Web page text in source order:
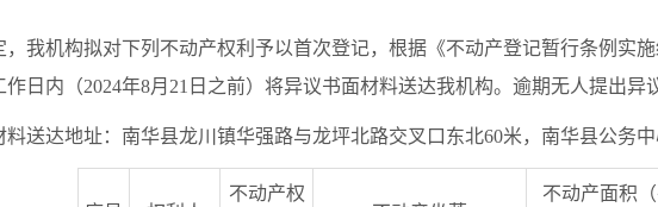
，我机构拟对下列不动产权利予以首次登记，根据《不动产登记暂行条例实
作日内（2024年8月21日之前）将异议书面材料送达我机构。逾期无人提出异
送达地址：南华县龙川镇华强路与龙坪北路交叉口东北60米，南华县公务中
不动产权
不动产面积